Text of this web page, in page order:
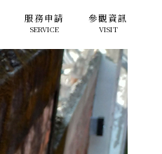
服務申請
SERVICE
參觀資訊
VISIT